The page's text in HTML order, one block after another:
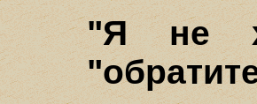
"Я не